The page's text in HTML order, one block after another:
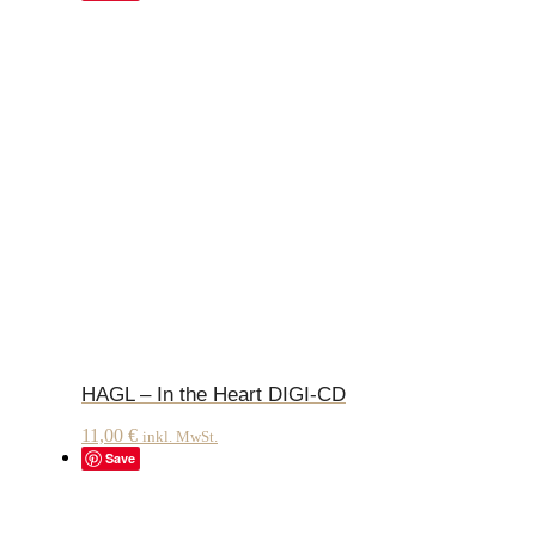
HAGL – In the Heart DIGI-CD
11,00 € inkl. MwSt.
Save